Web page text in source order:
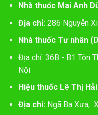
Nhà thuốc Mai Anh
Địa chỉ:286 Nguyễn
Nhà thuốc Tư nhân
Địa chỉ: 36B - B1 Tôn
Nội
Hiệu thuốc Lê Thị Hải
Địa chỉ: Ngã Ba Xưa,